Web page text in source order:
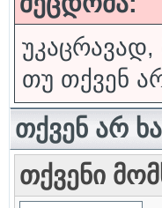
უკაცრავად,
თუ თქვენ
თქვენ არ
თქვენი